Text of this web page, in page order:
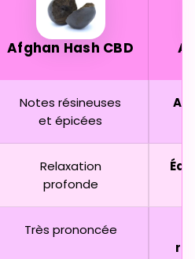
Afghan Hash CBD
Notes résineuses
et épicées
Relaxation
profonde
Très prononcée